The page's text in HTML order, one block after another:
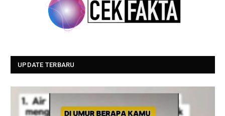
UPDATE TERBARU